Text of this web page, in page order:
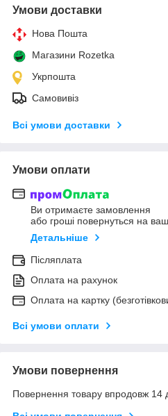
Умови доставки
Нова Пошта
Магазини Rozetka
Укрпошта
Самовивіз
Всі умови доставки
Умови оплати
Ви отримаєте замовлення
або гроші повернуться на
Детальніше
Післяплата
Оплата на рахунок
Оплата на картку
Всі умови оплати
Умови повернення
Повернення товару впродовж 14